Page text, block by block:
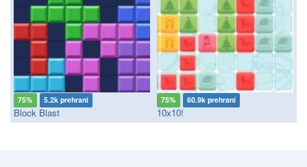
75% 5.2k prehraní
Block Blast
75% 60.9k prehraní
10x10!